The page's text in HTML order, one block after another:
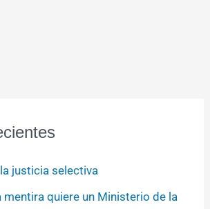
justicia selectiva
mentira quiere un Ministerio de la